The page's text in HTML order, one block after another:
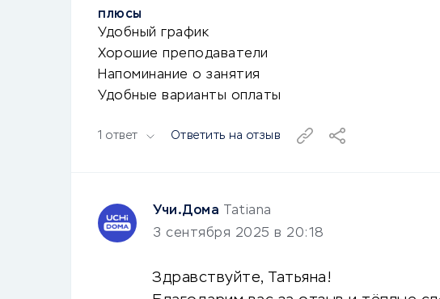
ПЛЮСЫ
Удобный график
Хорошие преподаватели
Напоминание о занятия
Удобные варианты оплаты
1 ответ Ответить на отзыв
Учи.Дома
Tatiana
3 сентября 2025 в 20:18
Здравствуйте, Татьяна!